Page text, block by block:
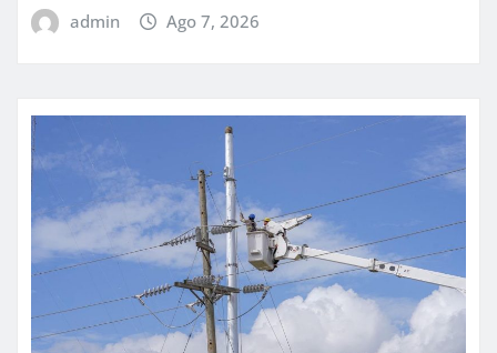
admin Ago 7, 2026